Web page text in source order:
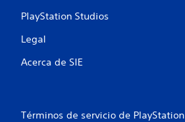
PlayStation Studios
Legal
Acerca de SIE
Términos de servicio de PlayStation